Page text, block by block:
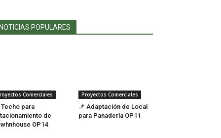
NOTICIAS POPULARES
Comerciales
Techo para
de
OP14
Proyectos Comerciales
📌 Adaptación de Local
para Panadería OP11